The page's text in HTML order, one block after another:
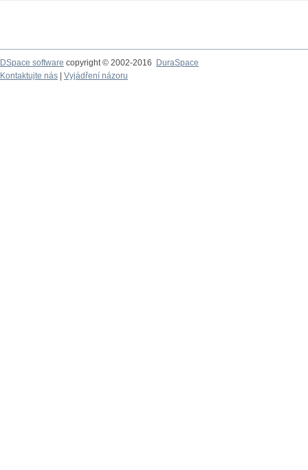
DSpace software copyright © 2002-2016
DuraSpace
Kontaktujte nás
Vyjádření názoru